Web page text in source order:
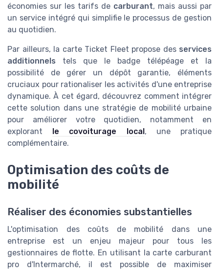
économies sur les tarifs de carburant, mais aussi par
un service intégré qui simplifie le processus de gestion
au quotidien.
Par ailleurs, la carte Ticket Fleet propose des services
additionnels tels que le badge télépéage et la
possibilité de gérer un dépôt garantie, éléments
cruciaux pour rationaliser les activités d'une entreprise
dynamique. À cet égard, découvrez comment intégrer
cette solution dans une stratégie de mobilité urbaine
pour améliorer votre quotidien, notamment en
explorant
le covoiturage local , une pratique
complémentaire.
Optimisation des coûts de
mobilité
Réaliser des économies substantielles
L'optimisation des coûts de mobilité dans une
entreprise est un enjeu majeur pour tous les
gestionnaires de flotte. En utilisant la carte carburant
pro d'Intermarché, il est possible de maximiser